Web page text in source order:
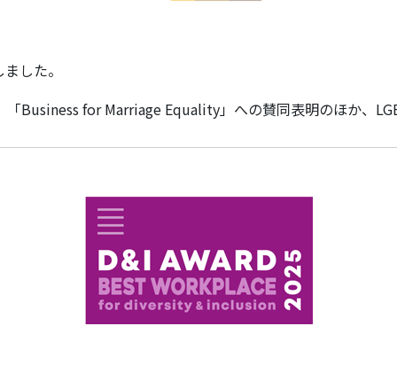
した。
for Marriage Equality」への賛同表明のほか